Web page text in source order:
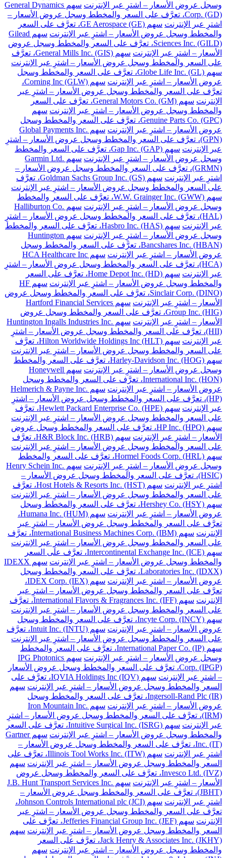
وسجل عروض الأسعار – اشترِ عبر الإنترنت
سهم General Dynamics
Corp. (GD)، تعرَّف على السعر والمخطط وسجل عروض الأسعار –
اشترِ عبر الإنترنت
سهم GE Aerospace (GE)، تعرَّف على السعر
والمخطط وسجل عروض الأسعار – اشترِ عبر الإنترنت
سهم Gilead
Sciences Inc. (GILD)، تعرَّف على السعر والمخطط وسجل عروض
الأسعار – اشترِ عبر الإنترنت
سهم General Mills Inc. (GIS)، تعرَّف
على السعر والمخطط وسجل عروض الأسعار – اشترِ عبر الإنترنت
سهم Globe Life Inc. (GL)، تعرَّف على السعر والمخطط وسجل
عروض الأسعار – اشترِ عبر الإنترنت
سهم Corning Inc (GLW)،
تعرَّف على السعر والمخطط وسجل عروض الأسعار – اشترِ عبر
الإنترنت
سهم General Motors Co. (GM)، تعرَّف على السعر
والمخطط وسجل عروض الأسعار – اشترِ عبر الإنترنت سهم
Genuine Parts Co. (GPC)، تعرَّف على السعر والمخطط وسجل
عروض الأسعار – اشترِ عبر الإنترنت
سهم Global Payments Inc.
(GPN)، تعرَّف على السعر والمخطط وسجل عروض الأسعار – اشترِ
عبر الإنترنت
سهم Gap Inc. (GAP)، تعرَّف على السعر والمخطط
وسجل عروض الأسعار – اشترِ عبر الإنترنت
سهم Garmin Ltd.
(GRMN)، تعرَّف على السعر والمخطط وسجل عروض الأسعار –
اشترِ عبر الإنترنت
سهم Goldman Sachs Group Inc. (GS)، تعرَّف
على السعر والمخطط وسجل عروض الأسعار – اشترِ عبر الإنترنت
سهم W.W. Grainger Inc. (GWW)، تعرَّف على السعر والمخطط
وسجل عروض الأسعار – اشترِ عبر الإنترنت
سهم Halliburton Co.
(HAL)، تعرَّف على السعر والمخطط وسجل عروض الأسعار – اشترِ
عبر الإنترنت
سهم Hasbro Inc. (HAS)، تعرَّف على السعر والمخطط
وسجل عروض الأسعار – اشترِ عبر الإنترنت
سهم Huntington
Bancshares Inc. (HBAN)، تعرَّف على السعر والمخطط وسجل
عروض الأسعار – اشترِ عبر الإنترنت
سهم HCA Healthcare Inc
(HCA)، تعرَّف على السعر والمخطط وسجل عروض الأسعار – اشترِ
عبر الإنترنت
سهم Home Depot Inc. (HD)، تعرَّف على السعر
والمخطط وسجل عروض الأسعار – اشترِ عبر الإنترنت
سهم HF
Sinclair Corp. (DINO)، تعرَّف على السعر والمخطط وسجل عروض
الأسعار – اشترِ عبر الإنترنت
سهم Hartford Financial Services
Group Inc. (HIG)، تعرَّف على السعر والمخطط وسجل عروض
الأسعار – اشترِ عبر الإنترنت
سهم Huntington Ingalls Industries Inc.
(HII)، تعرَّف على السعر والمخطط وسجل عروض الأسعار – اشترِ
عبر الإنترنت
سهم Hilton Worldwide Holdings Inc (HLT)، تعرَّف
على السعر والمخطط وسجل عروض الأسعار – اشترِ عبر الإنترنت
سهم Harley-Davidson Inc. (HOG)، تعرَّف على السعر والمخطط
وسجل عروض الأسعار – اشترِ عبر الإنترنت
سهم Honeywell
International Inc. (HON)، تعرَّف على السعر والمخطط وسجل
عروض الأسعار – اشترِ عبر الإنترنت
سهم Helmerich & Payne Inc.
(HP)، تعرَّف على السعر والمخطط وسجل عروض الأسعار – اشترِ
عبر الإنترنت
سهم Hewlett Packard Enterprise Co. (HPE)، تعرَّف
على السعر والمخطط وسجل عروض الأسعار – اشترِ عبر الإنترنت
سهم HP Inc. (HPQ)، تعرَّف على السعر والمخطط وسجل عروض
الأسعار – اشترِ عبر الإنترنت
سهم H&R Block Inc. (HRB)، تعرَّف
على السعر والمخطط وسجل عروض الأسعار – اشترِ عبر الإنترنت
سهم Hormel Foods Corp. (HRL)، تعرَّف على السعر والمخطط
وسجل عروض الأسعار – اشترِ عبر الإنترنت
سهم Henry Schein Inc.
(HSIC)، تعرَّف على السعر والمخطط وسجل عروض الأسعار –
اشترِ عبر الإنترنت
سهم Host Hotels & Resorts Inc. (HST)، تعرَّف
على السعر والمخطط وسجل عروض الأسعار – اشترِ عبر الإنترنت
سهم Hershey Co. (HSY)، تعرَّف على السعر والمخطط وسجل
عروض الأسعار – اشترِ عبر الإنترنت
سهم Humana Inc. (HUM)،
تعرَّف على السعر والمخطط وسجل عروض الأسعار – اشترِ عبر
الإنترنت
سهم International Business Machines Corp. (IBM)، تعرَّف
على السعر والمخطط وسجل عروض الأسعار – اشترِ عبر الإنترنت
سهم Intercontinental Exchange Inc. (ICE)، تعرَّف على السعر
والمخطط وسجل عروض الأسعار – اشترِ عبر الإنترنت
سهم IDEXX
Laboratories Inc. (IDXX)، تعرَّف على السعر والمخطط وسجل
عروض الأسعار – اشترِ عبر الإنترنت
سهم IDEX Corp. (IEX)،
تعرَّف على السعر والمخطط وسجل عروض الأسعار – اشترِ عبر
الإنترنت
سهم International Flavors & Fragrances Inc. (IFF)، تعرَّف
على السعر والمخطط وسجل عروض الأسعار – اشترِ عبر الإنترنت
سهم Incyte Corp. (INCY)، تعرَّف على السعر والمخطط وسجل
عروض الأسعار – اشترِ عبر الإنترنت
سهم Intuit Inc. (INTU)، تعرَّف
على السعر والمخطط وسجل عروض الأسعار – اشترِ عبر الإنترنت
سهم International Paper Co. (IP)، تعرَّف على السعر والمخطط
وسجل عروض الأسعار – اشترِ عبر الإنترنت
سهم IPG Photonics
Corp. (IPGP)، تعرَّف على السعر والمخطط وسجل عروض الأسعار
– اشترِ عبر الإنترنت
سهم IQVIA Holdings Inc (IQV)، تعرَّف على
السعر والمخطط وسجل عروض الأسعار – اشترِ عبر الإنترنت سهم
Ingersoll-Rand Plc (IR)، تعرَّف على السعر والمخطط وسجل
عروض الأسعار – اشترِ عبر الإنترنت
سهم Iron Mountain Inc.
(IRM)، تعرَّف على السعر والمخطط وسجل عروض الأسعار – اشترِ
عبر الإنترنت
سهم Intuitive Surgical Inc. (ISRG)، تعرَّف على السعر
والمخطط وسجل عروض الأسعار – اشترِ عبر الإنترنت
سهم Gartner
Inc. (IT)، تعرَّف على السعر والمخطط وسجل عروض الأسعار –
اشترِ عبر الإنترنت
سهم Illinois Tool Works Inc. (ITW)، تعرَّف على
السعر والمخطط وسجل عروض الأسعار – اشترِ عبر الإنترنت سهم
Invesco Ltd. (IVZ)، تعرَّف على السعر والمخطط وسجل عروض
الأسعار – اشترِ عبر الإنترنت
سهم J.B. Hunt Transport Services Inc.
(JBHT)، تعرَّف على السعر والمخطط وسجل عروض الأسعار –
اشترِ عبر الإنترنت
سهم Johnson Controls International plc (JCI)،
تعرَّف على السعر والمخطط وسجل عروض الأسعار – اشترِ عبر
الإنترنت
سهم Jefferies Financial Group Inc. (JEF)، تعرَّف على
السعر والمخطط وسجل عروض الأسعار – اشترِ عبر الإنترنت سهم
Jack Henry & Associates Inc. (JKHY)، تعرَّف على السعر
والمخطط وسجل عروض الأسعار – اشترِ عبر الإنترنت سهم